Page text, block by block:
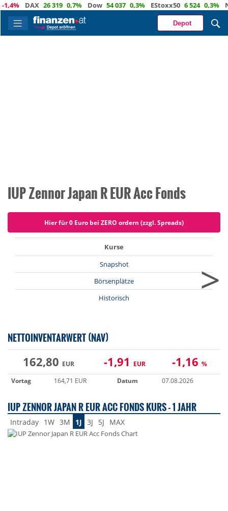
DAX 26 319 0,7% Dow 54 037 0,3% EStoxx50 6 524 0,3%
Depot
IUP Zennor Japan R EUR Acc Fonds
Hier für 0 Euro bei ZERO ordern (zzgl. Spreads)
Kurse
Snapshot
Börsenplätze
Historisch
>
NETTOINVENTARWERT (NAV)
162,80 EUR -1,91 EUR -1,16 %
Vortag
164,71 EUR Datum 07.08.2026
IUP ZENNOR JAPAN R EUR ACC FONDS KURS - 1 JAHR
Intraday 1W 3M 1J 3J 5J MAX